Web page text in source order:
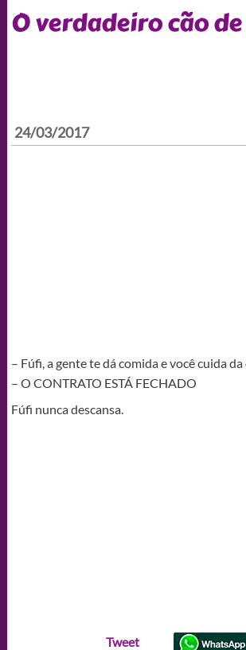
O verdadeiro cão
24/03/2017
– Fúfi, a gente te dá comida e você cuida da
– O CONTRATO ESTÁ FECHADO
Fúfi nunca descansa.
Tweet